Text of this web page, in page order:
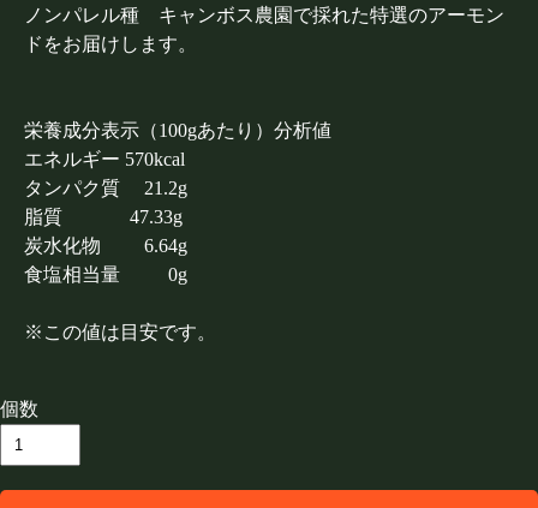
ノンパレル種 キャンボス農園で採れた特選のアーモン
ドをお届けします。
栄養成分表示（100gあたり）分析値
エネルギー 570kcal
タンパク質 21.2g
脂質 47.33g
炭水化物 6.64g
食塩相当量 0g
※この値は目安です。
個数